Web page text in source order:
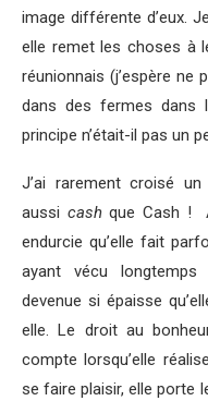
image différente d’eux.
elle remet les choses à
réunionnais (j’espère ne
dans des fermes dans
principe n’était-il pas un
J’ai rarement croisé
aussi cashque Cash !
endurcie qu’elle fait
ayant vécu
devenue si épaisse
elle. Le droit au
compte lorsqu’elle
se faire plaisir, elle porte